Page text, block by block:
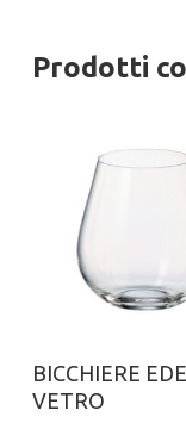
Prodotti
Aggiungi al
BICCHIERE
VETRO